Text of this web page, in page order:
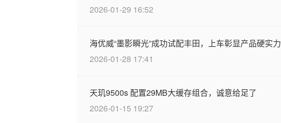
2026-01-29 16:52
海优威“墨影瞬光”成功试配丰田，上车彰显产品硬实力
2026-01-28 17:41
天玑9500s 配置29MB大缓存组合，诚意给足了
2026-01-15 19:27